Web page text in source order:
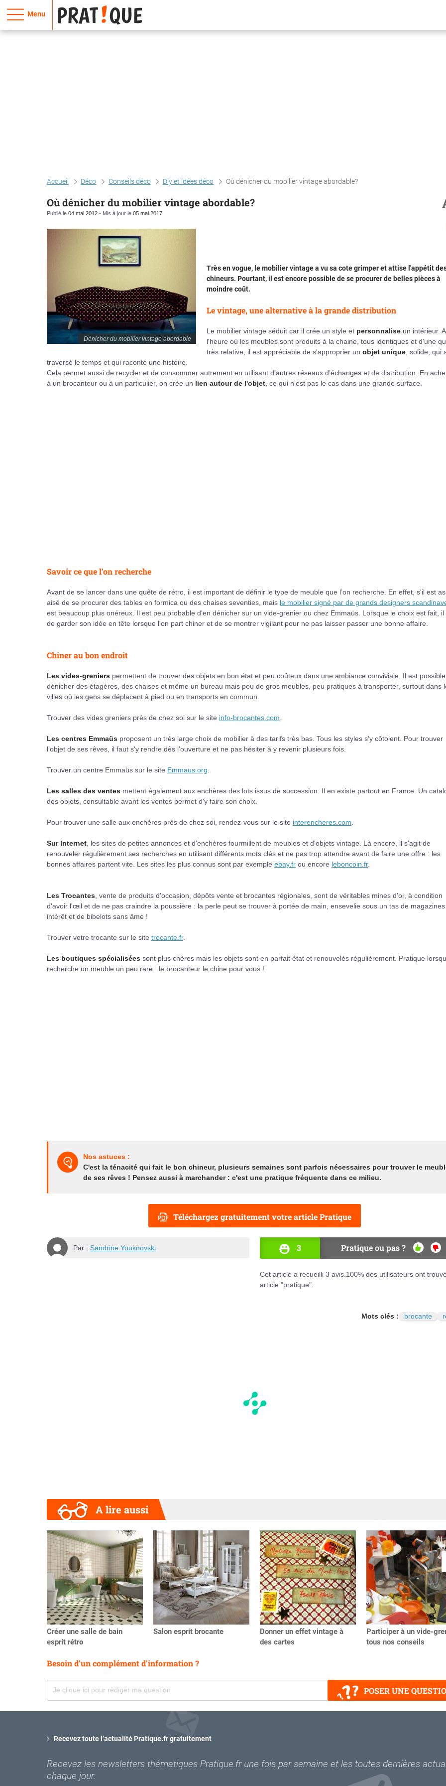
Menu
Accueil Déco Conseils déco Diy et idées déco Où dénicher du mobilier vintage abordable?
Où dénicher du mobilier vintage abordable?
Publié le 04 mai 2012 - Mis à jour le 05 mai 2017
Dénicher du mobilier vintage abordable
Très en vogue, le mobilier vintage a vu sa cote grimper et attise l'appétit
chineurs. Pourtant, il est encore possible de se procurer de belles pièces à
moindre coût.
Le vintage, une alternative à la grande distribution
Le mobilier vintage séduit car il crée un style et personnalise un intérieur. A
l'heure où les meubles sont produits à la chaine, tous identiques et d'une
très relative, il est appréciable de s'approprier un objet unique , solide, qui
traversé le temps et qui raconte une histoire.
Cela permet aussi de recycler et de consommer autrement en utilisant d'autres réseaux d’échanges et de distribution. En
à un brocanteur ou à un particulier, on crée un lien autour de l'objet , ce qui n’est pas le cas dans une grande surface.
Savoir ce que l'on recherche
Avant de se lancer dans une quête de rétro, il est important de définir le type de meuble que l’on recherche. En effet, s'il est
aisé de se procurer des tables en formica ou des chaises seventies, mais le mobilier signé par de grands designers
est beaucoup plus onéreux. Il est peu probable d'en dénicher sur un vide-grenier ou chez Emmaüs. Lorsque le choix est fait, il
de garder son idée en tête lorsque l'on part chiner et de se montrer vigilant pour ne pas laisser passer une bonne affaire.
Chiner au bon endroit
Les vides-greniers permettent de trouver des objets en bon état et peu coûteux dans une ambiance conviviale. Il est
dénicher des étagères, des chaises et même un bureau mais peu de gros meubles, peu pratiques à transporter, surtout dans
villes où les gens se déplacent à pied ou en transports en commun.
Trouver des vides greniers près de chez soi sur le site info-brocantes.com
Les centres Emmaüs proposent un très large choix de mobilier à des tarifs très bas. Tous les styles s'y côtoient. Pour trouver
l’objet de ses rêves, il faut s'y rendre dès l’ouverture et ne pas hésiter à y revenir plusieurs fois.
Trouver un centre Emmaüs sur le site Emmaus.org
Les salles des ventes mettent également aux enchères des lots issus de succession. Il en existe partout en France. Un
des objets, consultable avant les ventes permet d'y faire son choix.
Pour trouver une salle aux enchères près de chez soi, rendez-vous sur le site interencheres.com
Sur Internet , les sites de petites annonces et d'enchères fourmillent de meubles et d'objets vintage. Là encore, il s'agit de
renouveler régulièrement ses recherches en utilisant différents mots clés et ne pas trop attendre avant de faire une offre : les
bonnes affaires partent vite. Les sites les plus connus sont par exemple ebay.fr ou encore leboncoin.fr.
Les Trocantes , vente de produits d'occasion, dépôts vente et brocantes régionales, sont de véritables mines d'or, à condition
d'avoir l'œil et de ne pas craindre la poussière : la perle peut se trouver à portée de main, ensevelie sous un tas de
intérêt et de bibelots sans âme !
Trouver votre trocante sur le site trocante.fr.
Les boutiques spécialisées sont plus chères mais les objets sont en parfait état et renouvelés régulièrement. Pratique
recherche un meuble un peu rare : le brocanteur le chine pour vous !
Nos astuces :
C'est la ténacité qui fait le bon chineur, plusieurs semaines sont parfois nécessaires pour trouver le
de ses rêves ! Pensez aussi à marchander : c'est une pratique fréquente dans ce milieu.
Téléchargez gratuitement votre article Pratique
Par : Sandrine Youknovski 3 Pratique ou pas ?
OUI NON
Cet article a recueilli 3 avis. 100% des utilisateurs ont
article "pratique".
Mots clés : brocante
A lire aussi
Créer une salle de bain
esprit rétro
Salon esprit brocante
Donner un effet vintage à
des cartes
Participer à un vide-
tous nos conseils
Précédent
Besoin d'un complément d'information ?
POSER UNE
Recevez toute l’actualité Pratique.fr gratuitement
Recevez les newsletters thématiques Pratique.fr une fois par semaine et les toutes dernières
chaque jour.